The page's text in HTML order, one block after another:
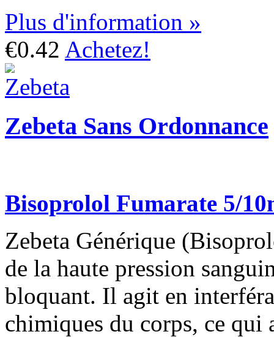
Plus d'information »
€0.42 Achetez!
Zebeta Sans Ordonnance
Bisoprolol Fumarate 5/
Zebeta Générique
de la haute pression
bloquant. Il agit en
chimiques du corps, ce qui